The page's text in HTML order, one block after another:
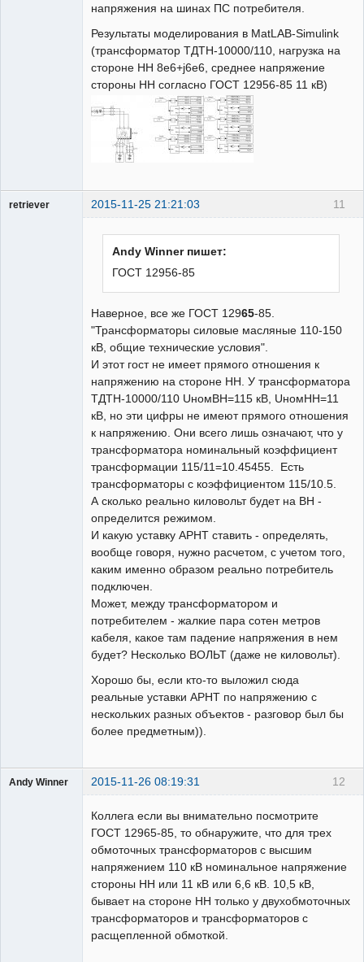
напряжения на шинах ПС потребителя.
Результаты моделирования в MatLAB-Simulink
(трансформатор ТДТН-10000/110, нагрузка на
стороне НН 8e6+j6e6, среднее напряжение
стороны НН согласно ГОСТ 12956-85 11 кВ)
11
retriever 2015-11-25 21:21:03
Andy Winner пишет:
ГОСТ 12956-85
Наверное, все же ГОСТ 12965-85.
"Трансформаторы силовые масляные 110-150
кВ, общие технические условия".
И этот гост не имеет прямого отношения к
напряжению на стороне НН. У трансформатора
ТДТН-10000/110 UномВН=115 кВ, UномНН=11
кВ, но эти цифры не имеют прямого отношения
к напряжению. Они всего лишь означают, что у
трансформатора номинальный коэффициент
трансформации 115/11=10.45455. Есть
трансформаторы с коэффициентом 115/10.5.
А сколько реально киловольт будет на ВН -
определится режимом.
И какую уставку АРНТ ставить - определять,
вообще говоря, нужно расчетом, с учетом того,
каким именно образом реально потребитель
подключен.
Может, между трансформатором и
потребителем - жалкие пара сотен метров
кабеля, какое там падение напряжения в нем
будет? Несколько ВОЛЬТ (даже не киловольт).
Хорошо бы, если кто-то выложил сюда
реальные уставки АРНТ по напряжению с
нескольких разных объектов - разговор был бы
более предметным)).
12
Andy Winner 2015-11-26 08:19:31
Коллега если вы внимательно посмотрите
ГОСТ 12965-85, то обнаружите, что для трех
обмоточных трансформаторов с высшим
напряжением 110 кВ номинальное напряжение
стороны НН или 11 кВ или 6,6 кВ. 10,5 кВ,
бывает на стороне НН только у двухобмоточных
трансформаторов и трансформаторов с
расщепленной обмоткой.